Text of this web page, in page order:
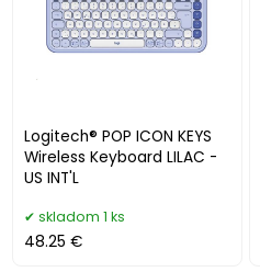
Logitech® POP ICON KEYS
Wireless Keyboard LILAC -
US INT'L
skladom 1 ks
48.25 €